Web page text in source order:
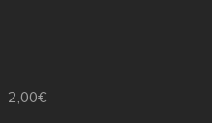
2,00€